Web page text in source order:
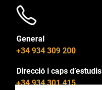
General
+34 934 309 200
Direcció i caps d’estudis
+34 934 301 415